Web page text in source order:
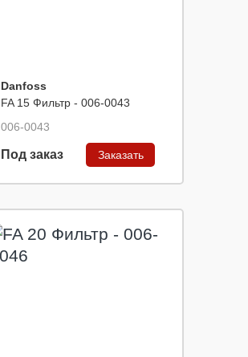
Danfoss
FA 15 Фильтр - 006-0043
006-0043
Под заказ Заказать